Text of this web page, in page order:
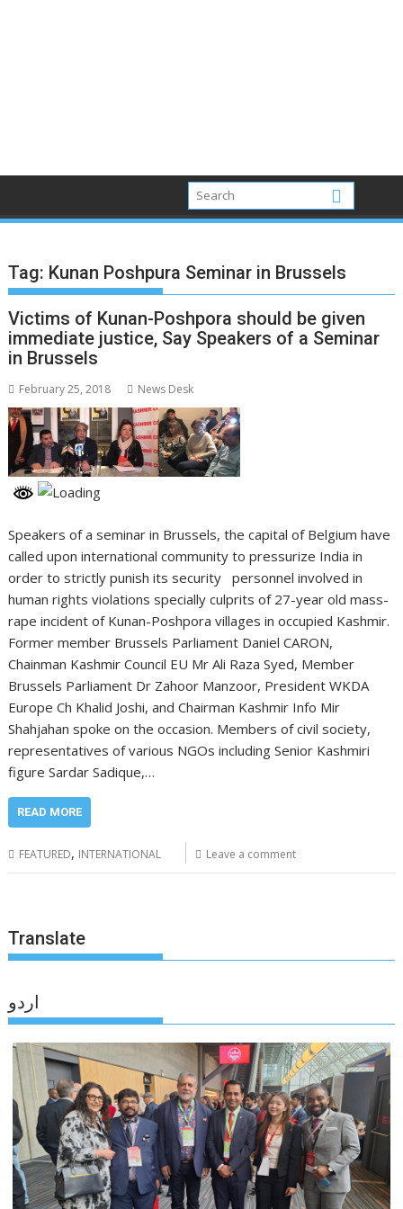
Tag: Kunan Poshpura Seminar in Brussels
Victims of Kunan-Poshpora should be given
immediate justice, Say Speakers of a Seminar
in Brussels
February 25, 2018 News Desk
Speakers of a seminar in Brussels, the capital of Belgium have
called upon international community to pressurize India in
order to strictly punish its security personnel involved in
human rights violations specially culprits of 27-year old mass-
rape incident of Kunan-Poshpora villages in occupied Kashmir.
Former member Brussels Parliament Daniel CARON,
Chainman Kashmir Council EU Mr Ali Raza Syed, Member
Brussels Parliament Dr Zahoor Manzoor, President WKDA
Europe Ch Khalid Joshi, and Chairman Kashmir Info Mir
Shahjahan spoke on the occasion. Members of civil society,
representatives of various NGOs including Senior Kashmiri
figure Sardar Sadique,…
READ MORE
FEATURED, INTERNATIONAL Leave a comment
Translate
اردو